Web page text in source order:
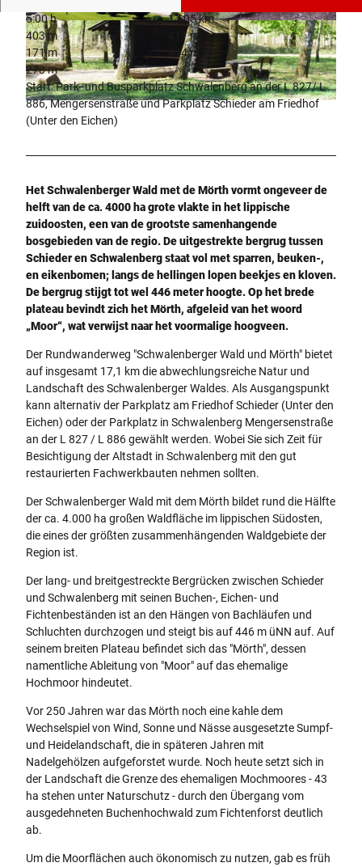
© CC0
© Stadt Schieder-Schwalenberg | © Stadt Schieder-Schwalenberg |CC0
5:00 h
17,05 km
403 m
411 m
171 m
444 m
273 m
Start: Park- und Busparkplatz Schwalenberg an der L 827/ L
886, Mengersenstraße und Parkplatz Schieder am Friedhof
(Unter den Eichen)
Het Schwalenberger Wald met de Mörth vormt ongeveer de
helft van de ca. 4000 ha grote vlakte in het lippische
zuidoosten, een van de grootste samenhangende
bosgebieden van de regio. De uitgestrekte bergrug tussen
Schieder en Schwalenberg staat vol met sparren, beuken-,
en eikenbomen; langs de hellingen lopen beekjes en kloven.
De bergrug stijgt tot wel 446 meter hoogte. Op het brede
plateau bevindt zich het Mörth, afgeleid van het woord
„Moor“, wat verwijst naar het voormalige hoogveen.
Der Rundwanderweg "Schwalenberger Wald und Mörth" bietet
auf insgesamt 17,1 km die abwechlungsreiche Natur und
Landschaft des Schwalenberger Waldes. Als Ausgangspunkt
kann alternativ der Parkplatz am Friedhof Schieder (Unter den
Eichen) oder der Parkplatz in Schwalenberg Mengersenstraße
an der L 827 / L 886 gewählt werden. Wobei Sie sich Zeit für
Besichtigung der Altstadt in Schwalenberg mit den gut
restaurierten Fachwerkbauten nehmen sollten.
Der Schwalenberger Wald mit dem Mörth bildet rund die Hälfte
der ca. 4.000 ha großen Waldfläche im lippischen Südosten,
die eines der größten zusammenhängenden Waldgebiete der
Region ist.
Der lang- und breitgestreckte Bergrücken zwischen Schieder
und Schwalenberg mit seinen Buchen-, Eichen- und
Fichtenbeständen ist an den Hängen von Bachläufen und
Schluchten durchzogen und steigt bis auf 446 m üNN auf. Auf
seinem breiten Plateau befindet sich das "Mörth", dessen
namentliche Ableitung von "Moor" auf das ehemalige
Hochmoor hindeutet.
Vor 250 Jahren war das Mörth noch eine kahle dem
Wechselspiel von Wind, Sonne und Nässe ausgesetzte Sumpf-
und Heidelandschaft, die in späteren Jahren mit
Nadelgehölzen aufgeforstet wurde. Noch heute setzt sich in
der Landschaft die Grenze des ehemaligen Mochmoores - 43
ha stehen unter Naturschutz - durch den Übergang vom
ausgedehneten Buchenhochwald zum Fichtenforst deutlich
ab.
Um die Moorflächen auch ökonomisch zu nutzen, gab es früh